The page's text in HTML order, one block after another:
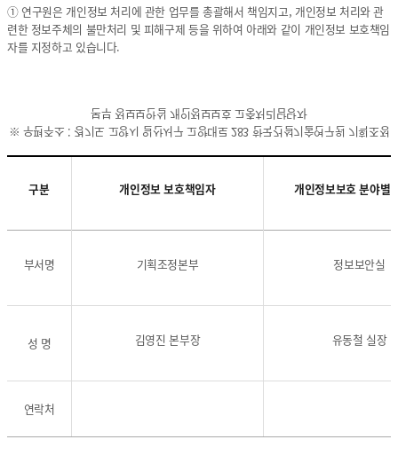
① 연구원은 개인정보 처리에 관한 업무를 총괄해서 책임지고, 개인정보 처리와 관
련한 정보주체의 불만처리 및 피해구제 등을 위하여 아래와 같이 개인정보 보호책임
자를 지정하고 있습니다.
개
보
임
보
자
명,
구분 개인정보 보호책임자 개인정보보호 분야별
부서명 기획조정본부 정보보안실
성 명 김영진 본부장 유동철 실장
연락처
※ 우편주소 : 경기도 고양시 일산서구 고양대로 283 한국건설기술연구원 기획조정
본부 정보보안실 개인정보보호 고충처리담당자